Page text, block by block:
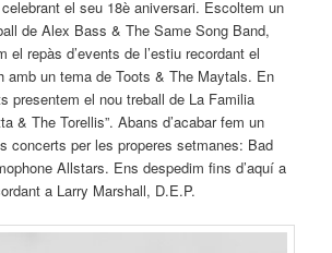
el seu 18è aniversari. Escoltem un
de Alex Bass & The Same Song Band,
el repàs d’events de l’estiu recordant el
amb un tema de Toots & The Maytals. En
presentem el nou treball de La Familia
& The Torellis”. Abans d’acabar fem un
concerts per les properes setmanes: Bad
Allstars. Ens despedim fins d’aquí a
a Larry Marshall, D.E.P.